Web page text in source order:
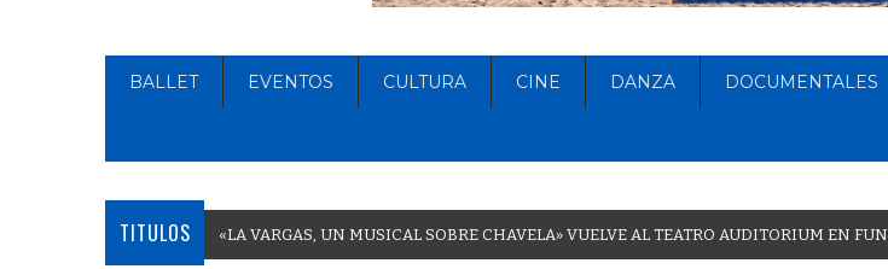
BALLET EVENTOS CULTURA CINE DANZA DOCUMENTALES
TITULOS «LA VARGAS, UN MUSICAL SOBRE CHAVELA» VUELVE AL TEATRO AUDITORIUM EN FUN